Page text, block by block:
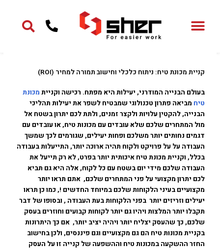
קניית מכונת טיח: ניתוח כלכלי וחישוב תמורה למחיר (ROI)
בעולם הבנייה המודרני, יעילות היא מפתח. רכישה וקניית מכונת
טיח מביאה פתרון טכנולוגי שמבטיח לשפר את יעילות תהליכי
הבנייה, להקטין עלויות ולקצר זמנים, ולתת לכם יתרון בשטח אל
מול המתחרים שלכם שלא עובדים עם מכונות טיח, או עובדים עם
דגמים נחותים יותר משלכם ופחות יעילים, שגורמים לכך שמשך
העבודה על על פרויקט ולקוח תהיה ארוכה יותר, התייעלות בעבודה
בכלל, וקניית מכונת טיח איכותית יותר בפרט, לא רק תייעל את
העבודה שלכם מידי יום בשטח עם כל לקוח, אלה היא גם תביא
לכם יתרון מקצועי על פני המתחרים שלכם, אתם תראו יותר
מקצועיים בעיני הלקוחות שלכם במיוחד החדשים !, כמו כן תראו
יעילים וזריזים יותר בפני הלקוחות בעת העבודה , ובסופו של דבר
תקבלו יותר המלצות ויהיו גם יותר לקוחות קבועים וחוזרים בעסק
שלכם, כך שהעסק יצליח יותר ויהיה יציב יותר, אם כך היתרונות
בקניית מכונות טיח הם גם מקצועיים וגם פיננסים, ולכן בחישוב
החזר ההשקעה במכונות טיח וההשפעה של קנייה זו על העסק